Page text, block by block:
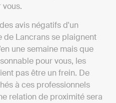
avis négatifs d'un
Lancrans se plaignent
une semaine mais que
pour vous, les
pas être un frein. De
à ces professionnels
relation de proximité sera